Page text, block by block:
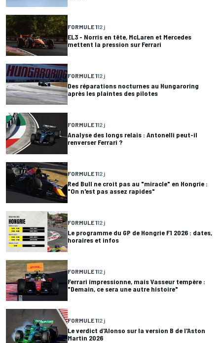
FORMULE 112 j
EL3 - Norris en tête, McLaren et Mercedes
mettent la pression sur Ferrari
FORMULE 112 j
Des réparations nocturnes au Hungaroring
après les plaintes des pilotes
FORMULE 112 j
Analyse des longs relais : Antonelli peut-il
renverser Ferrari ?
FORMULE 112 j
Red Bull ne croit pas au "miracle" en Hongrie :
"On n'est pas assez rapides"
FORMULE 112 j
Le programme du GP de Hongrie F1 2026 : dates,
horaires et infos
FORMULE 112 j
Ferrari impressionne, mais Vasseur tempère :
"Demain, ce sera une autre histoire"
FORMULE 112 j
Le verdict d'Alonso sur la version B de l'Aston
Martin 2026